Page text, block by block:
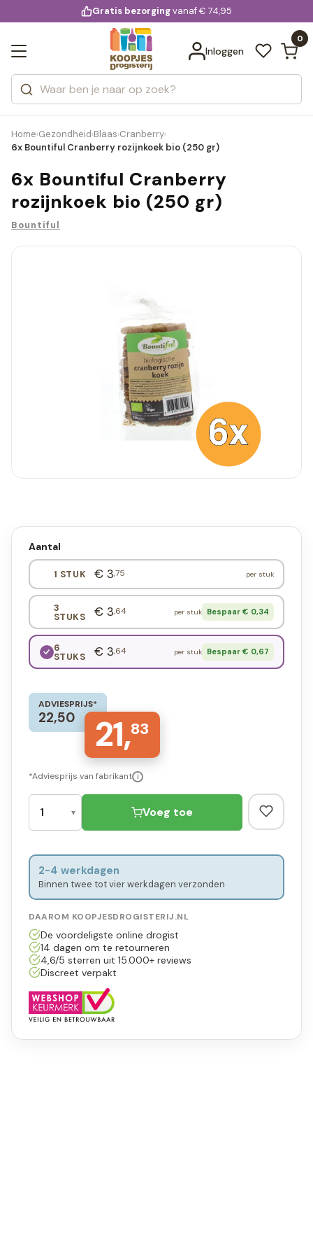
voor 20:00 uur besteld
Gratis bezorgingvanaf € 74,95
Inloggen
0
Zoeken
Categorieën
Merken
Bekijk alle resultaten
Home›Gezondheid›Blaas›Cranberry›
6x Bountiful Cranberry rozijnkoek bio (250 gr)
6x Bountiful Cranberry
rozijnkoek bio (250 gr)
Bountiful
Aantal
1 STUK € 3,75 per stuk
3
STUKS € 3,64 per stuk Bespaar € 0,34
6
STUKS € 3,64 per stuk Bespaar € 0,67
ADVIESPRIJS*
22,50 21,83
*Adviesprijs van fabrikant i
Voeg toe
2-4 werkdagen
Binnen twee tot vier werkdagen verzonden
DAAROM KOOPJESDROGISTERIJ.NL
De voordeligste online drogist
14 dagen om te retourneren
4,6/5 sterren uit 15.000+ reviews
Discreet verpakt